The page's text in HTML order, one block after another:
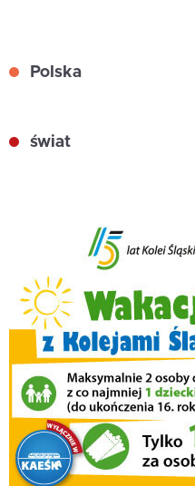
Polska
świat